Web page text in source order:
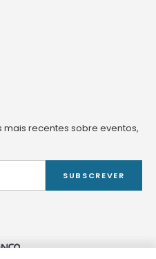
recentes sobre eventos,
SUBSCREVER